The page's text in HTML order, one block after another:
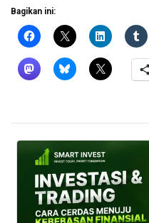
Bagikan ini: